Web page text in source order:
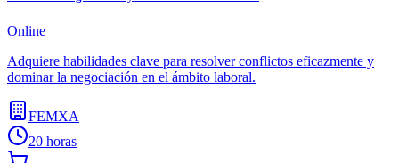
Online
Adquiere habilidades clave para resolver conflictos eficazmente y
dominar la negociación en el ámbito laboral.
FEMXA
20 horas